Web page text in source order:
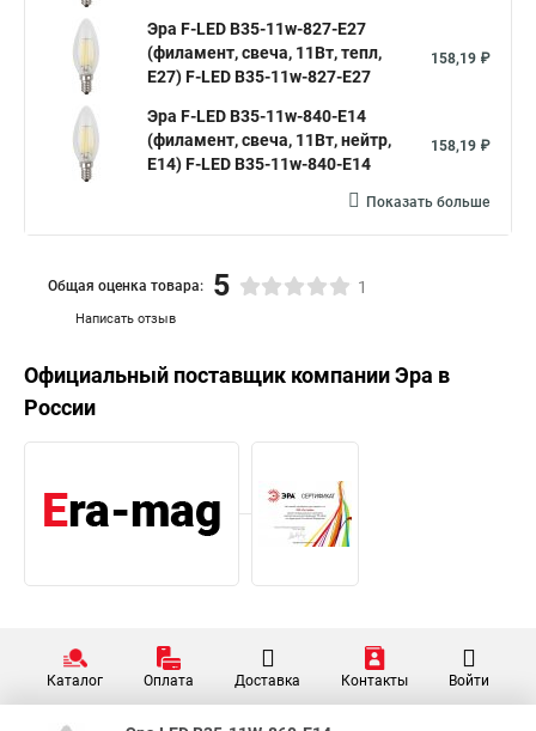
Эра F-LED B35-11w-827-E27
(филамент, свеча, 11Вт, тепл,
E27) F-LED B35-11w-827-E27
158,19 ₽
Эра F-LED B35-11w-840-E14
(филамент, свеча, 11Вт, нейтр,
E14) F-LED B35-11w-840-E14
158,19 ₽
Показать больше
Написать отзыв
Общая оценка товара: 5 1
Официальный поставщик компанииЭра в
России
Каталог Оплата Доставка Контакты Войти